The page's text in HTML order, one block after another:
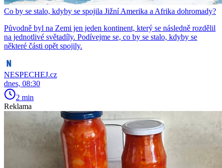
Co by se stalo, kdyby se spojila Jižní Amerika a Afrika dohromady?
Původně byl na Zemi jen jeden kontinent, který se následně rozdělil
na jednotlivé světadíly. Podívejme se, co by se stalo, kdyby se
některé části opět spojily.
NESPECHEJ.cz
dnes, 08:30
2 min
Reklama